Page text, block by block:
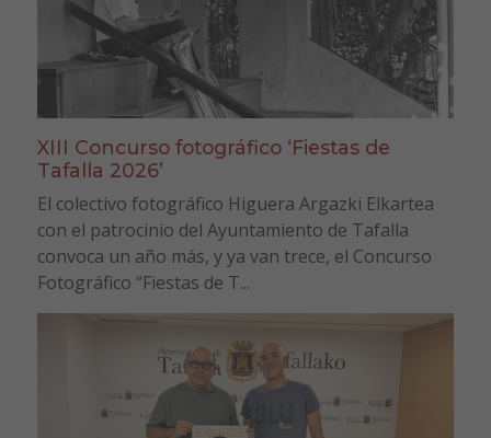
XIII Concurso fotográfico ‘Fiestas de
Tafalla 2026’
El colectivo fotográfico Higuera Argazki Elkartea
con el patrocinio del Ayuntamiento de Tafalla
convoca un año más, y ya van trece, el Concurso
Fotográfico “Fiestas de T...